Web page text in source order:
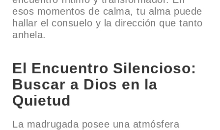
esos momentos de calma, tu alma puede
hallar el consuelo y la dirección que tanto
anhela.
El Encuentro Silencioso:
Buscar a Dios en la
Quietud
La madrugada posee una atmósfera